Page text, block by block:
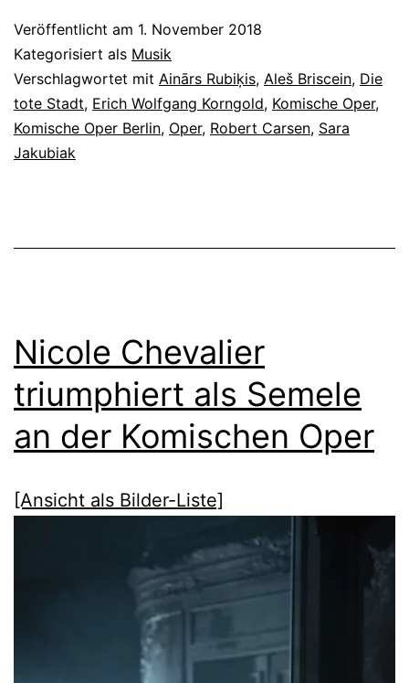
Veröffentlicht am 1. November 2018
Kategorisiert als Musik
Verschlagwortet mit Ainārs Rubiķis, Aleš Briscein, Die
tote Stadt, Erich Wolfgang Korngold, Komische Oper,
Komische Oper Berlin, Oper, Robert Carsen, Sara
Jakubiak
Nicole Chevalier
triumphiert als Semele
an der Komischen Oper
[Ansicht als Bilder-Liste]